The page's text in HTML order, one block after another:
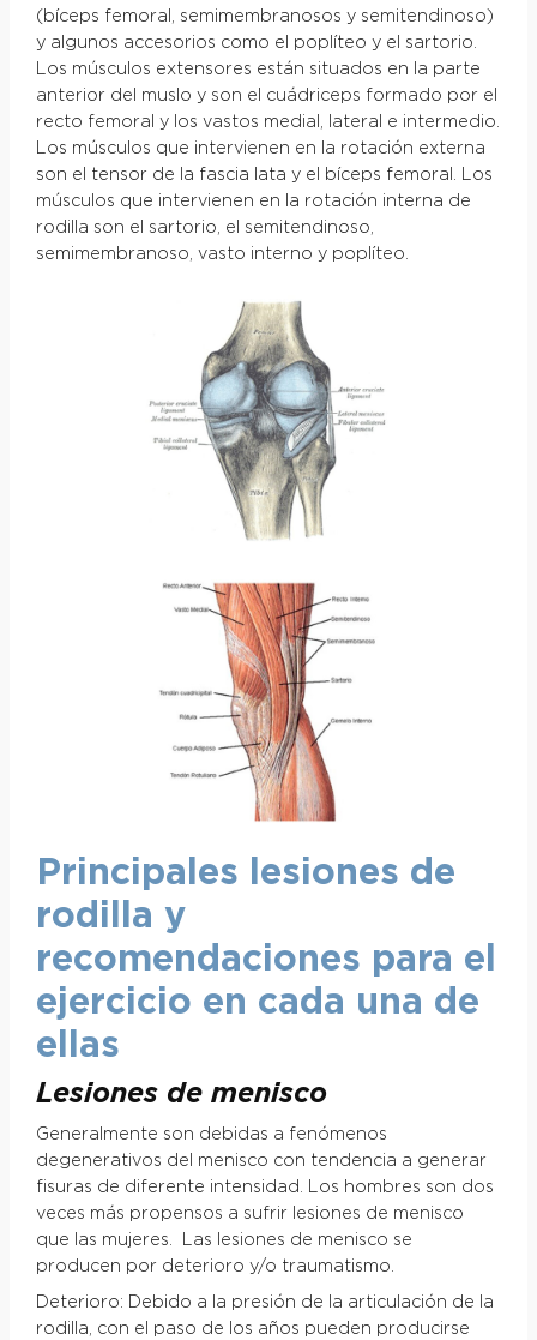
(bíceps femoral, semimembranosos y semitendinoso)
y algunos accesorios como el poplíteo y el sartorio.
Los músculos extensores están situados en la parte
anterior del muslo y son el cuádriceps formado por el
recto femoral y los vastos medial, lateral e intermedio.
Los músculos que intervienen en la rotación externa
son el tensor de la fascia lata y el bíceps femoral. Los
músculos que intervienen en la rotación interna de
rodilla son el sartorio, el semitendinoso,
semimembranoso, vasto interno y poplíteo.
Principales lesiones de
rodilla y
recomendaciones para el
ejercicio en cada una de
ellas
Lesiones de menisco
Generalmente son debidas a fenómenos
degenerativos del menisco con tendencia a generar
fisuras de diferente intensidad. Los hombres son dos
veces más propensos a sufrir lesiones de menisco
que las mujeres. Las lesiones de menisco se
producen por deterioro y/o traumatismo.
Deterioro: Debido a la presión de la articulación de la
rodilla, con el paso de los años pueden producirse